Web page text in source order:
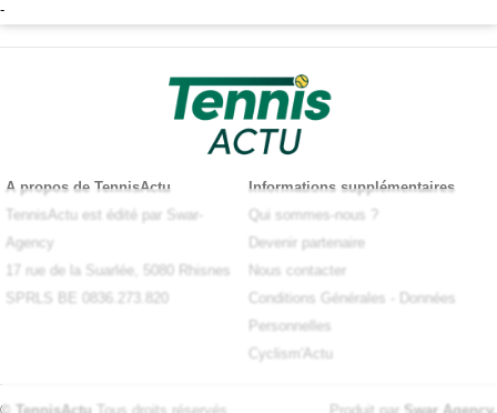
-
A propos de TennisActu
TennisActu est édité par Swar-
Agency
17 rue de la Suarlée, 5080 Rhisnes
SPRLS BE 0836.273.820
Informations supplémentaires
Qui sommes-nous ?
Devenir partenaire
Nous contacter
Conditions Générales
Données
Personnelles
Cyclism'Actu